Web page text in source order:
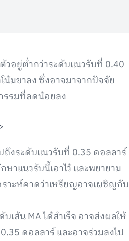
อยู่ต่ำกว่าระดับแนวรับที่ 0.40
มขาลง ซึ่งอาจมาจากปัจจัย
รรมที่ลดน้อยลง
ถึงระดับแนวรับที่ 0.35 ดอลลาร์
แนวรับนี้เอาไว้ และพยายาม
าะห์คาดว่าเหรียญอาจเผชิญกับ
เส้น MA ได้สำเร็จ อาจส่งผลให้
ดอลลาร์ และอาจร่วมลงไป